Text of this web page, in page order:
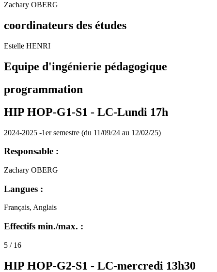
Zachary OBERG
coordinateurs des études
Estelle HENRI
Equipe d'ingénierie pédagogique
programmation
HIP HOP-G1-S1 - LC-Lundi 17h
2024-2025 -1er semestre (du 11/09/24 au 12/02/25)
Responsable :
Zachary OBERG
Langues :
Français, Anglais
Effectifs min./max. :
5 / 16
HIP HOP-G2-S1 - LC-mercredi 13h30